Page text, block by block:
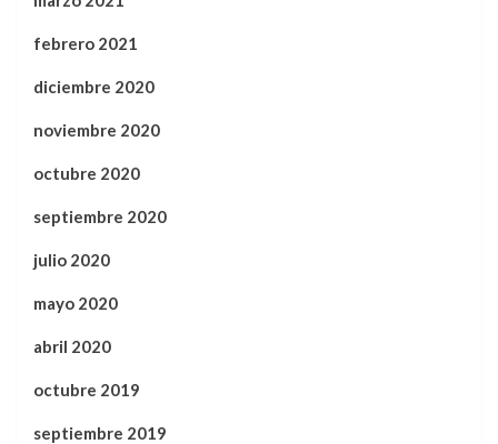
febrero 2021
diciembre 2020
noviembre 2020
octubre 2020
septiembre 2020
julio 2020
mayo 2020
abril 2020
octubre 2019
septiembre 2019